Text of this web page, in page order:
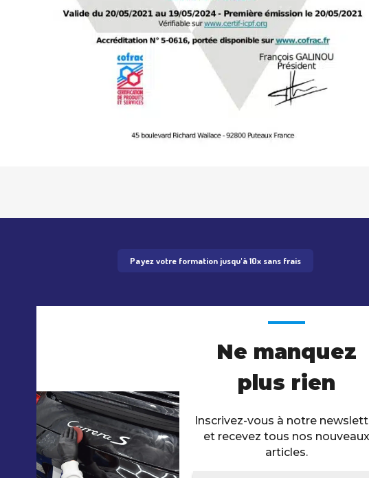
Payez votre formation jusqu'à 10x sans frais
Ne manquez
plus rien
Inscrivez-vous à notre
et recevez tous nos nouveaux
articles.